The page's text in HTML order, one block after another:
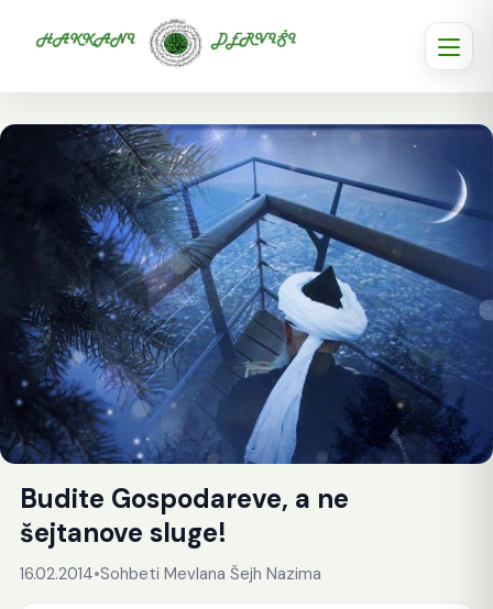
Budite Gospodareve, a ne
šejtanove sluge!
16.02.2014•Sohbeti Mevlana Šejh Nazima